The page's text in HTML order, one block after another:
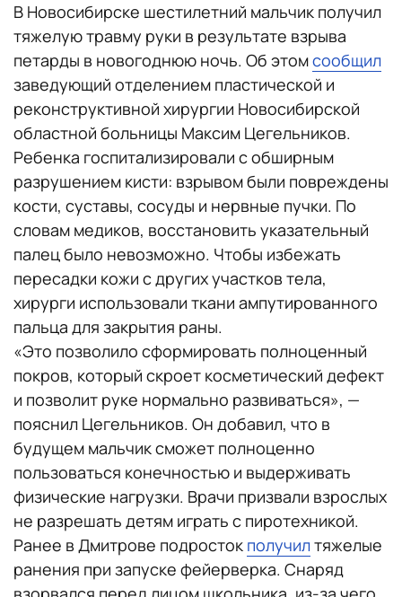
В Новосибирске шестилетний мальчик получил
тяжелую травму руки в результате взрыва
петарды в новогоднюю ночь. Об этомсообщил
заведующий отделением пластической и
реконструктивной хирургии Новосибирской
областной больницы Максим Цегельников.
Ребенка госпитализировали с обширным
разрушением кисти: взрывом были повреждены
кости, суставы, сосуды и нервные пучки. По
словам медиков, восстановить указательный
палец было невозможно. Чтобы избежать
пересадки кожи с других участков тела,
хирурги использовали ткани ампутированного
пальца для закрытия раны.
«Это позволило сформировать полноценный
покров, который скроет косметический дефект
и позволит руке нормально развиваться», —
пояснил Цегельников. Он добавил, что в
будущем мальчик сможет полноценно
пользоваться конечностью и выдерживать
физические нагрузки. Врачи призвали взрослых
не разрешать детям играть с пиротехникой.
Ранее в Дмитрове подросток получилтяжелые
ранения при запуске фейерверка. Снаряд